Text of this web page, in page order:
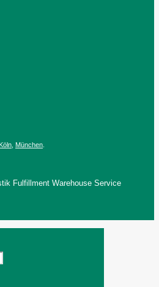
München
Fulfillment Warehouse Service